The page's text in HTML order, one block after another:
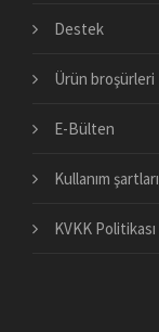
Destek
Ürün broşürleri
E-Bülten
Kullanım şartları
KVKK Politikası